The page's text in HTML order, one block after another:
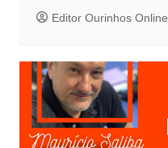
Editor Ourinhos Online